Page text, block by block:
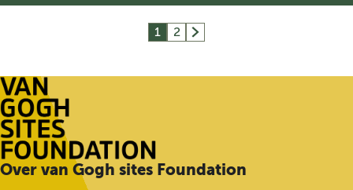
u
a
n
G
o
g
h
H
i
p
a
1
G
n
g
2
G
n
v
G
Over van Gogh sites Foundation